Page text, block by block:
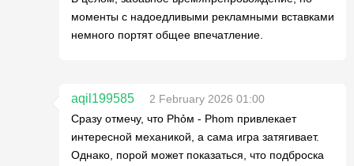
моменты с надоедливыми рекламными вставками
немного портят общее впечатление.
aqil199585
2 February 2026 01:00
Сразу отмечу, что Phỏм - Phom привлекает
интересной механикой, а сама игра затягивает.
Однако, порой может показаться, что подброска